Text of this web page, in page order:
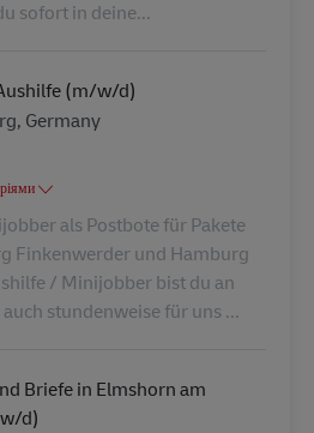
sofort in deine...
(m/w/d)
Germany
als Postbote für Pakete
Finkenwerder und Hamburg
/ Minijobber bist du an
stundenweise für uns ...
Briefe in Elmshorn am
d)